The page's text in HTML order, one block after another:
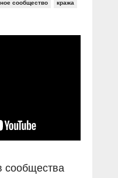
сообщество кража
сообщества